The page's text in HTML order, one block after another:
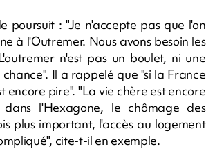
poursuit : "Je n'accepte pas que l'on
à l'Outremer. Nous avons besoin les
n'est pas un boulet, ni une
Il a rappelé que "si la France
encore pire". "La vie chère est encore
l'Hexagone, le chômage des
plus important, l'accès au logement
cite-t-il en exemple.